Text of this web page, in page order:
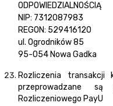
ODPOWIEDZIALNOŚCIĄ
NIP: 7312087983
REGON: 529416120
ul. Ogrodników 85
95-054 Nowa Gadka
Rozliczenia
przeprowadzane
Rozliczeniowego PayU